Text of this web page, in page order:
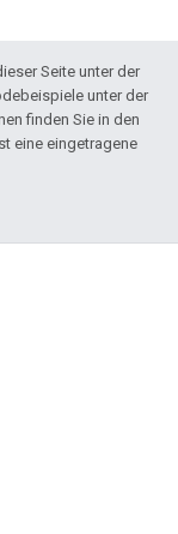
Seite unter der
unter der
finden Sie in den
eine eingetragene